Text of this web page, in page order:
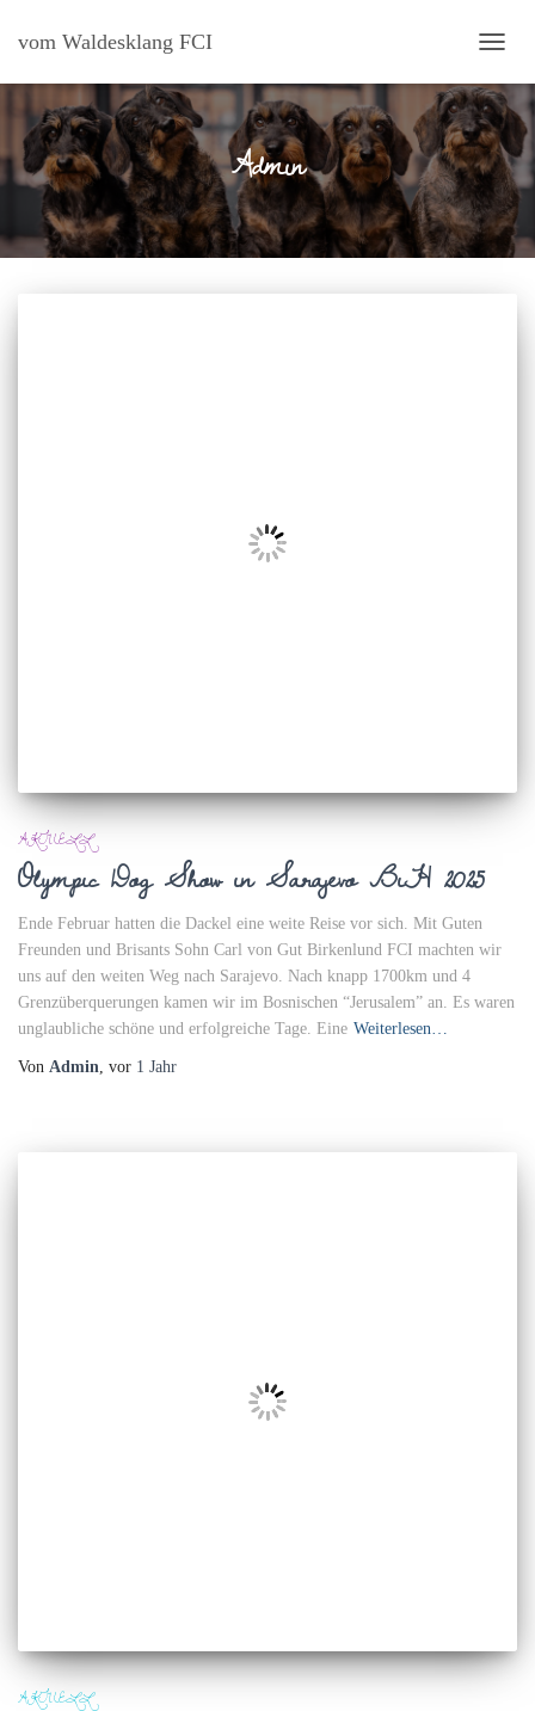
vom Waldesklang FCI
Admin
AKTUELL
Olympic Dog Show in Sarajevo BiH 2025
Ende Februar hatten die Dackel eine weite Reise vor sich. Mit Guten
Freunden und Brisants Sohn Carl von Gut Birkenlund FCI machten wir
uns auf den weiten Weg nach Sarajevo. Nach knapp 1700km und 4
Grenzüberquerungen kamen wir im Bosnischen “Jerusalem” an. Es waren
unglaubliche schöne und erfolgreiche Tage. Eine Weiterlesen…
Von Admin, vor 1 Jahr
AKTUELL